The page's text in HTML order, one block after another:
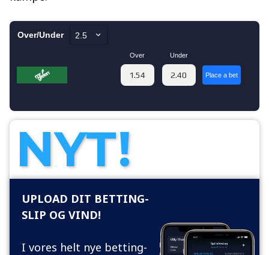
NYT!
UPLOAD DIT BETTING-
SLIP OG VIND!
I vores helt nye betting-